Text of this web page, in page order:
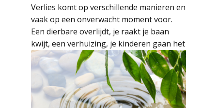
Verlies komt op verschillende manieren en
vaak op een onverwacht moment voor.
Een dierbare overlijdt, je raakt je baan
kwijt, een verhuizing, je kinderen gaan het